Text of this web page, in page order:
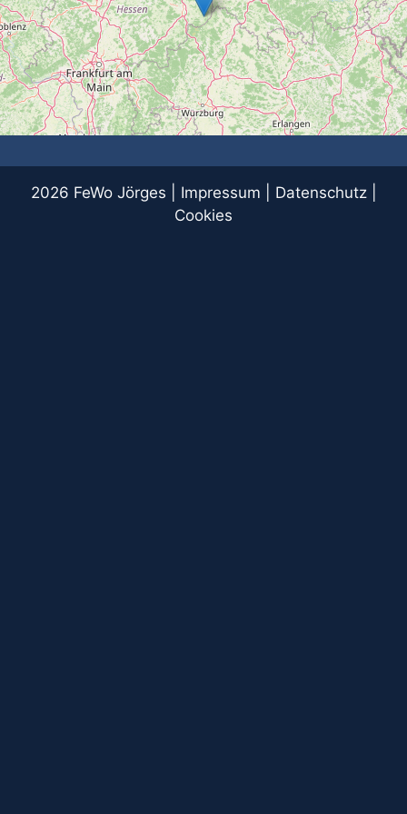
2026 FeWo Jörges | Impressum Datenschutz|
Cookies